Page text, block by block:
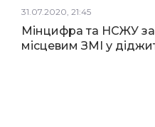
31.07.2020, 21:45
Мінцифра та НСЖУ
місцевим ЗМІ у